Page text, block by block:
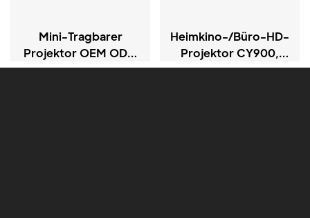
Mini-Tragbarer
Projektor OEM ODM
720P LCD-
Heimkino-/Büro-HD-
Projektor CY900,
Android-Version